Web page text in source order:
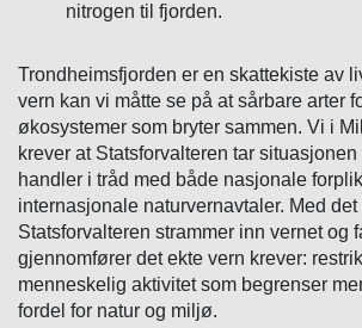
nitrogen til fjorden.
Trondheimsfjorden er en skattekiste av
vern kan vi måtte se på at sårbare arter
økosystemer som bryter sammen. Vi i
krever at Statsforvalteren tar
handler i tråd med både nasjonale
internasjonale naturvernavtaler. Med
Statsforvalteren strammer inn vernet og
gjennomfører det ekte vern krever:
menneskelig aktivitet som begrenser
fordel for natur og miljø.